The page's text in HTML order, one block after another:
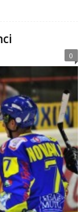
0